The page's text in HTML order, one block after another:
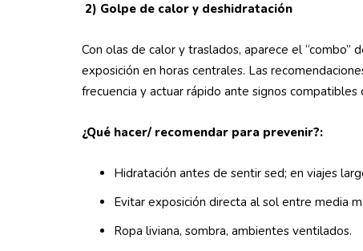
2) Golpe de calor y deshidratación
Con olas de calor y traslados, aparece el
exposición en horas centrales. Las
frecuencia y actuar rápido ante signos compatibles
¿Qué hacer/ recomendar para prevenir?:
Hidratación antes de sentir sed; en viajes
Evitar exposición directa al sol entre media
Ropa liviana, sombra, ambientes ventilados.